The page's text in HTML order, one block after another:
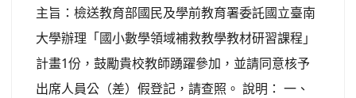
主旨：檢送教育部國民及學前教育署委託國立臺南
大學辦理「國小數學領域補救教學教材研習課程」
計畫1份，鼓勵貴校教師踴躍參加，並請同意核予
出席人員公（差）假登記，請查照。 說明： 一、